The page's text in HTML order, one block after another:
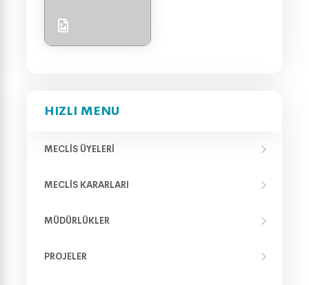
HIZLI MENU
MECLIS ÜYELERI
MECLIS KARARLARI
MÜDÜRLÜKLER
PROJELER